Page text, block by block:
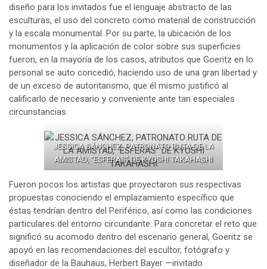
diseño para los invitados fue el lenguaje abstracto de las
esculturas, el uso del concreto como material de construcción
y la escala monumental. Por su parte, la ubicación de los
monumentos y la aplicación de color sobre sus superficies
fueron, en la mayoría de los casos, atributos que Goeritz en lo
personal se auto concedió, haciendo uso de una gran libertad y
de un exceso de autoritarismo, que él mismo justificó al
calificarlo de necesario y conveniente ante tan especiales
circunstancias.
JESSICA SÁNCHEZ, PATRONATO RUTA DE LA
AMISTAD, “ESFERAS” DE KYOSHI TAKAHASHI
Fueron pocos los artistas que proyectaron sus respectivas
propuestas conociendo el emplazamiento específico que
éstas tendrían dentro del Periférico, así como las condiciones
particulares del entorno circundante. Para concretar el reto que
significó su acomodo dentro del escenario general, Goeritz se
apoyó en las recomendaciones del escultor, fotógrafo y
diseñador de la Bauhaus, Herbert Bayer —invitado